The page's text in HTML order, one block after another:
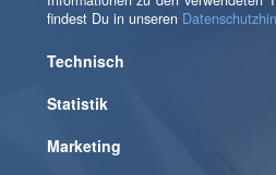
mehr als ein Ausschnitt eines
stehen zuallererst die
im Vordergrund. In diesem
einzelnen Abteilungen noch
Feedback geben - sei es nun
vorhandene Know-how oder